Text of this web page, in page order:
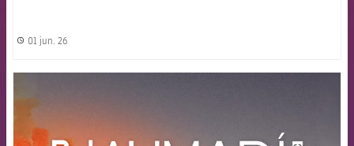
label.share.clock
01 jun. 26